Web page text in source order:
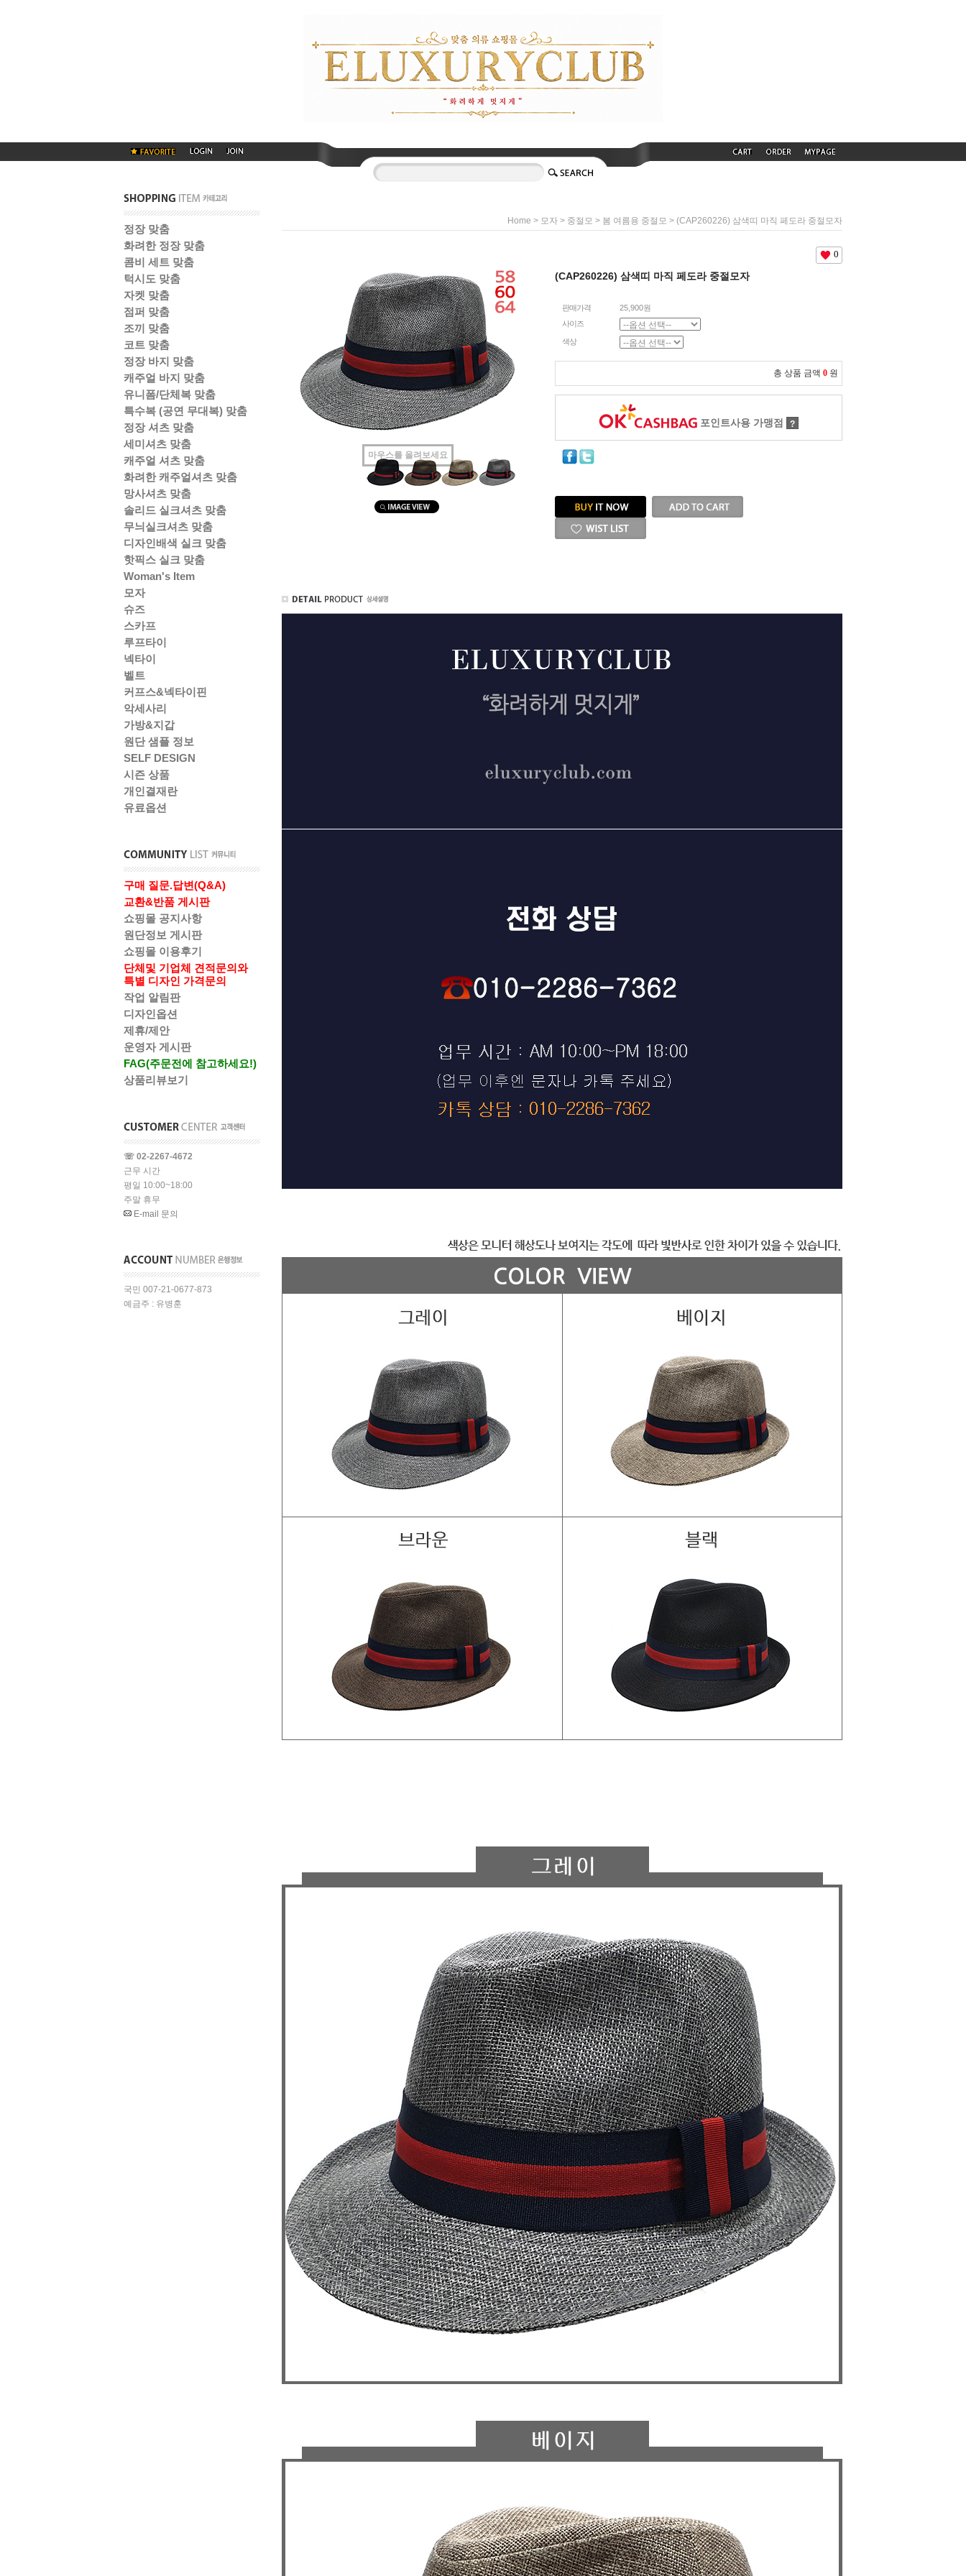
정장 맞춤
화려한 정장 맞춤
콤비 세트 맞춤
턱시도 맞춤
자켓 맞춤
점퍼 맞춤
조끼 맞춤
코트 맞춤
정장 바지 맞춤
캐주얼 바지 맞춤
유니폼/단체복 맞춤
특수복 (공연 무대복) 맞춤
정장 셔츠 맞춤
세미셔츠 맞춤
캐주얼 셔츠 맞춤
화려한 캐주얼셔츠 맞춤
망사셔츠 맞춤
솔리드 실크셔츠 맞춤
무늬실크셔츠 맞춤
디자인배색 실크 맞춤
핫픽스 실크 맞춤
Woman's Item
모자
슈즈
스카프
루프타이
넥타이
벨트
커프스&넥타이핀
악세사리
가방&지갑
원단 샘플 정보
SELF DESIGN
시즌 상품
개인결재란
유료옵션
구매 질문.답변(Q&A)
교환&반품 게시판
쇼핑몰 공지사항
원단정보 게시판
쇼핑몰 이용후기
단체및 기업체 견적문의와
특별 디자인 가격문의
작업 알림판
디자인옵션
제휴/제안
운영자 게시판
FAG(주문전에 참고하세요!)
상품리뷰보기
☏ 02-2267-4672
근무 시간
평일 10:00~18:00
주말 휴무
E-mail 문의
국민 007-21-0677-873
예금주 : 유병훈
Home > 모자 > 중절모 > 봄 여름용 중절모 > (CAP260226) 삼색띠 마직 페도라 중절모자
마우스를 올려보세요
0
(CAP260226) 삼색띠 마직 페도라 중절모자
판매가격
25,900원
사이즈
색상
총 상품 금액 0 원
포인트사용 가맹점 ?